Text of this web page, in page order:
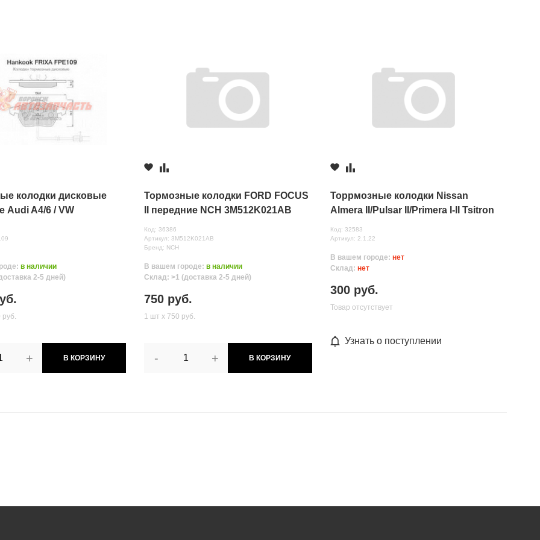
колодки дисковые
Audi A4/6 / VW
в наличии
2-5 дней)
руб.
+ В КОРЗИНУ
Тормозные колодки FORD FOCUS
II передние NCH 3M512K021AB
Код: 36386
Артикул: 3M512K021AB
Бренд: NCH
В вашем городе: в наличии
Склад: >1 (доставка 2-5 дней)
750 руб.
1 шт х 750 руб.
- + В КОРЗИНУ
Торрмозные колодки Nissan
Almera II/Pulsar II/Primera I-II Tsitron
Код: 32583
Артикул: 2.1.22
В вашем городе: нет
Склад: нет
300 руб.
Товар отсутствует
Узнать о поступлении